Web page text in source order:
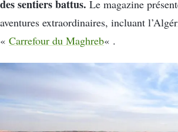
des sentiers battus. Le magazine
aventures extraordinaires, incluant
« Carrefour du Maghreb« .